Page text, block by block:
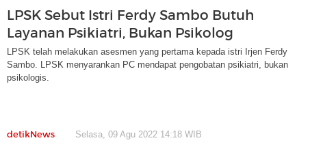
LPSK Sebut Istri Ferdy Sambo Butuh
Layanan Psikiatri, Bukan Psikolog
LPSK telah melakukan asesmen yang pertama kepada istri Irjen Ferdy
Sambo. LPSK menyarankan PC mendapat pengobatan psikiatri, bukan
psikologis.
detikNews Selasa, 09 Agu 2022 14:18 WIB